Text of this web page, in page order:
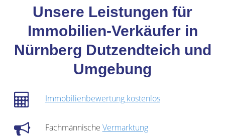
Unsere Leistungen für
Immobilien-Verkäufer in
Nürnberg Dutzendteich und
Umgebung
Immobilienbewertung kostenlos
Fachmännische Vermarktung